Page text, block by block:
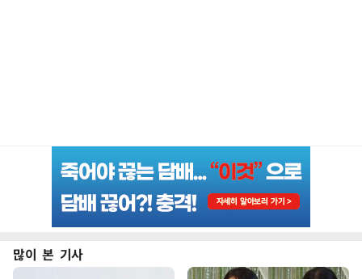
많이 본 기사